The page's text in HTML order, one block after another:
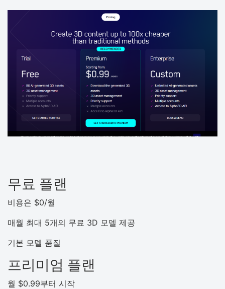
무료 플랜
비용은 $0/월
매월 최대 5개의 무료 3D 모델 제공
기본 모델 품질
프리미엄 플랜
월 $0.99부터 시작